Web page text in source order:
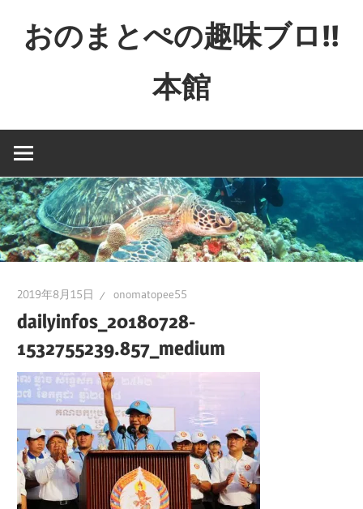
へ
キ
ッ
プ
おのまとぺの趣味ブロ!!
本館
撮
か
映
画
と
ー
ム
の
ブ
ロ
グ
2019年8月15日 onomatopee55
dailyinfos_20180728-
1532755239.857_medium